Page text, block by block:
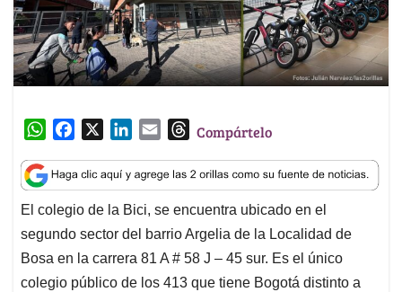
W
a
t
s
A
p
p
c
e
b
o
o
k
n
k
e
d
I
n
a
i
l
T
r
e
a
d
s
Compártelo
El colegio de la Bici, se encuentra ubicado en el
segundo sector del barrio Argelia de la Localidad de
Bosa en la carrera 81 A # 58 J – 45 sur. Es el único
colegio público de los 413 que tiene Bogotá distinto a